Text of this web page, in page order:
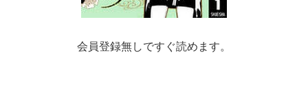
会員登録無しですぐ読めます。